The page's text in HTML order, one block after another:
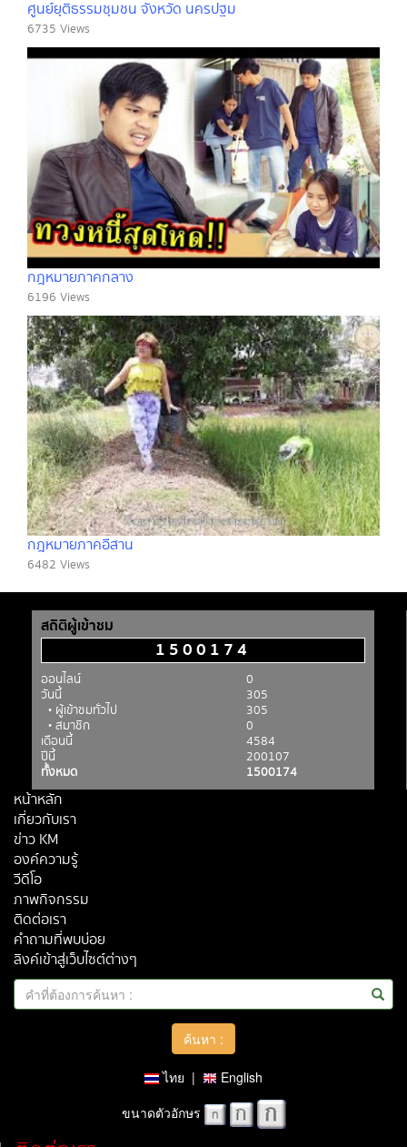
ศูนย์ยุติธรรมชุมชน จังหวัด นครปฐม
6735 Views
กฎหมายภาคกลาง
6196 Views
กฎหมายภาคอีสาน
6482 Views
สถิติผู้เข้าชม
1500174
ออนไลน์
0
วันนี้
305
• ผู้เข้าชมทั่วไป
305
• สมาชิก
0
เดือนนี้
4584
ปีนี้
200107
ทั้งหมด
1500174
หน้าหลัก
เกี่ยวกับเรา
ข่าว KM
องค์ความรู้
วีดีโอ
ภาพกิจกรรม
ติดต่อเรา
คำถามที่พบบ่อย
ลิงค์เข้าสู่เว็บไซต์ต่างๆ
ไทย |
English
ขนาดตัวอักษร